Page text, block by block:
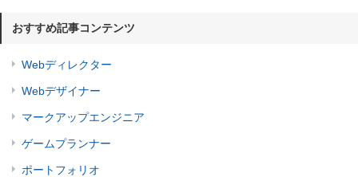
おすすめ記事コンテンツ
Webディレクター
Webデザイナー
マークアップエンジニア
ゲームプランナー
ポートフォリオ